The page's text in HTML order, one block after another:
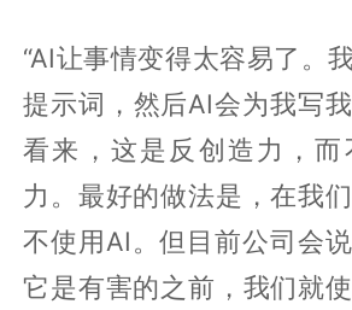
“AI让事情变得太容易了。
提示词，然后AI会为我写
看来，这是反创造力，而
力。最好的做法是，在我
不使用AI。但目前公司会
它是有害的之前，我们就